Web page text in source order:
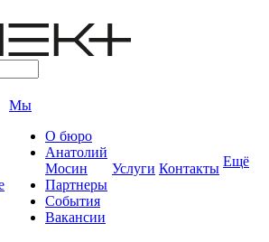
Мы
О бюро
Анатолий
Мосин
Партнеры
События
Вакансии
Услуги Контакты Ещё